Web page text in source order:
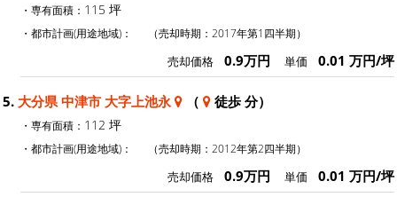
・専有面積： 115 坪
・都市計画(用途地域)： （売却時期：2017年第1四半期）
売却価格 0.9万円 単価 0.01 万円/坪
5. 大分県 中津市 大字上池永 （ 徒歩 分）
・専有面積： 112 坪
・都市計画(用途地域)： （売却時期：2012年第2四半期）
売却価格 0.9万円 単価 0.01 万円/坪